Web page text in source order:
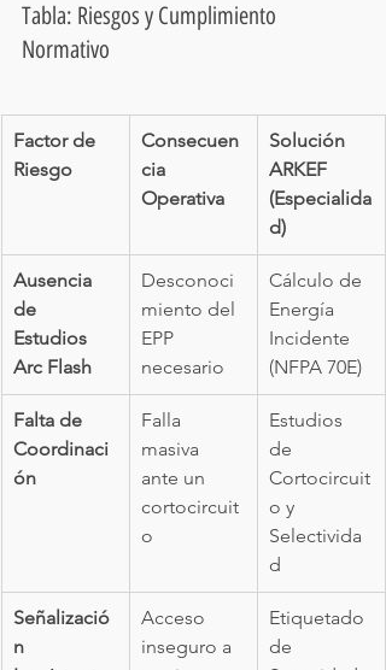
Tabla: Riesgos y Cumplimiento
Normativo
Factor de
Riesgo
Consecuen
cia
Operativa
Solución
ARKEF
(Especialida
d)
Ausencia
de
Estudios
Arc Flash
Desconoci
miento del
EPP
necesario
Cálculo de
Energía
Incidente
(NFPA 70E)
Falta de
Coordinaci
ón
Falla
masiva
ante un
cortocircuit
o
Estudios
de
Cortocircuit
o y
Selectivida
d
Señalizació
n
Acceso
inseguro a
Etiquetado
de